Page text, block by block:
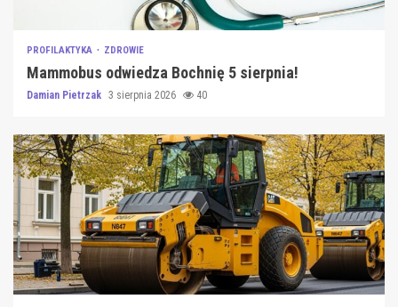
PROFILAKTYKA ZDROWIE
Mammobus odwiedza Bochnię 5 sierpnia!
Damian Pietrzak 3 sierpnia 2026 40